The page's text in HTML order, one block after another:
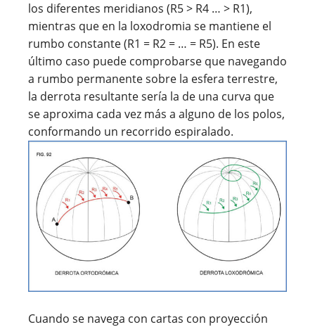
los diferentes meridianos (R5 > R4 … > R1),
mientras que en la loxodromia se mantiene el
rumbo constante (R1 = R2 = … = R5). En este
último caso puede comprobarse que navegando
a rumbo permanente sobre la esfera terrestre,
la derrota resultante sería la de una curva que
se aproxima cada vez más a alguno de los polos,
conformando un recorrido espiralado.
Cuando se navega con cartas con proyección